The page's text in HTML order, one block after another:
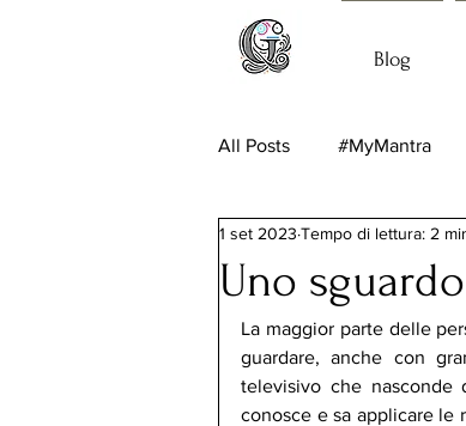
Blog
All Posts #MyMantra
Uno
1 set 2023 Tempo di lettura: 2
La maggior parte delle
guardare, anche con
televisivo che
conosce e sa applicare le